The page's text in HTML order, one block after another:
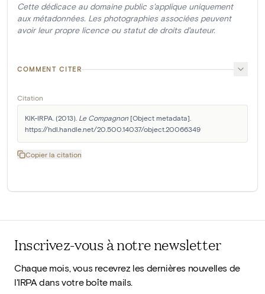
Cette dédicace au domaine public s'applique uniquement
aux métadonnées. Les photographies associées peuvent
avoir leur propre licence ou statut de droits d'auteur.
COMMENT CITER
Citation
KIK-IRPA. (2013). Le Compagnon [Object metadata].
https://hdl.handle.net/20.500.14037/object.20066349
Copier la citation
Inscrivez-vous à notre newsletter
Chaque mois, vous recevrez les dernières nouvelles de
l'IRPA dans votre boîte mails.